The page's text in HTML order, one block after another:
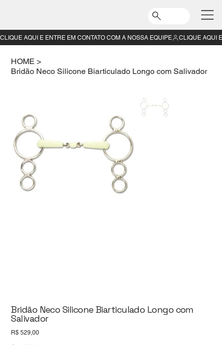
HOME >
Bridão Neco Silicone Biarticulado Longo com Salivador
Bridão Neco Silicone Biarticulado Longo com
Salivador
Preço
R$ 529,00
CLIQUE AQUI E ENTRE EM CONTATO COM A NOSSA EQUIPE